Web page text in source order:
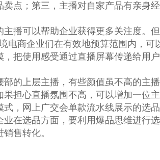
点；第三，主播对自家产品有亲身
播可以帮助企业获得更多关注度。
电商企业们在有效地预算范围内，
把使用感受通过直播屏幕传递给用
的上层主播，有些颜值虽不高的主
担心直播氛围不高，可以增加一位
，网上广交会单款流水线展示的选
在选品方面，要利用爆品思维进行
售转化。